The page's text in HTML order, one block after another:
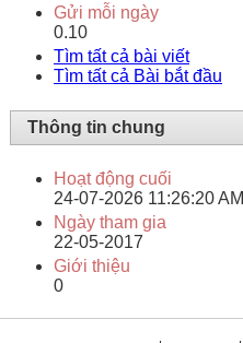
Gửi mỗi ngày
0.10
Tìm tất cả bài viết
Tìm tất cả Bài bắt đầu
Thông tin chung
Hoạt động cuối
24-07-2026 11:26:20 AM
Ngày tham gia
22-05-2017
Giới thiệu
0